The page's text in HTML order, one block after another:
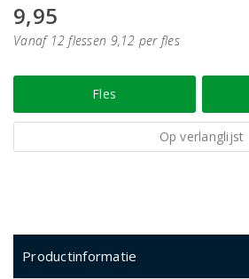
9,95
Vanaf 12 flessen 9,12 per fles
Fles
Op verlanglijst
Productinformatie